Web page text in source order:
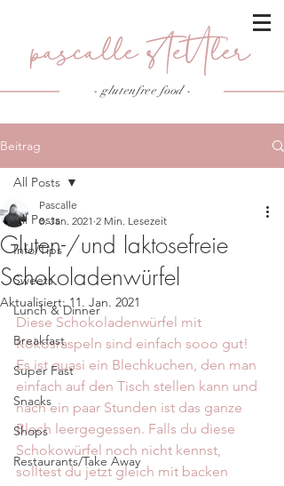
- glutenfree food-
Beitrag
All Posts
Info/Tips
Sweets
Lunch & Dinner
Breakfast
Super Fast
Snacks
Shops
Restaurants/Take Away
All Posts
Gluten-/und laktosefreie
Schokoladenwürfel
Pascalle
8. Jan. 2021 2 Min. Lesezeit
Aktualisiert:11. Jan. 2021
Diese Schokoladenwürfel mit
Kokosraspeln sind einfach sooo gut!
Es ist quasi ein Blechkuchen, den man
einfach auf den Tisch stellen kann und
nach ein paar Stunden ist das ganze
Blech leergegessen. Falls du diese
Schokowürfel noch nicht kennst,
solltest du jetzt gleich mit backen